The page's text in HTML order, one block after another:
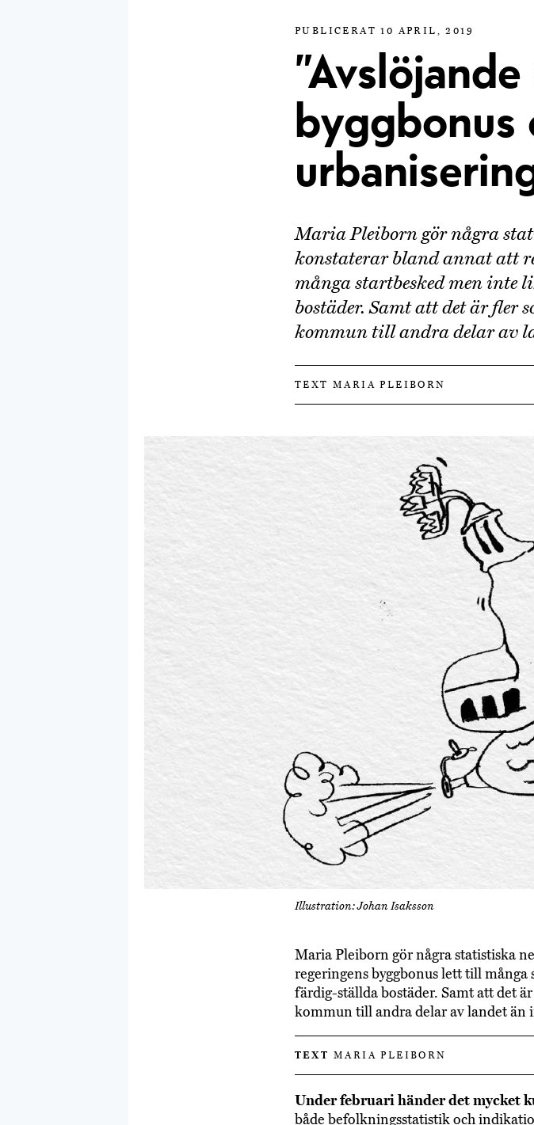
PUBLICERAT 10 APRIL, 2019
byggbonus
Maria Pleiborn gör några
konstaterar bland annat att
många startbesked men
bostäder. Samt att det är fler
kommun till andra delar av
TEXT MARIA PLEIBORN
Illustration: Johan Isaksson
Maria Pleiborn gör några statistiska
regeringens byggbonus lett till
färdig-ställda bostäder. Samt att det
kommun till andra delar av landet än
TEXT MARIA PLEIBORN
Under februari händer det mycket
både befolkningsstatistik och